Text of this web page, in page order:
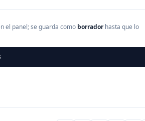
el panel; se guarda como borradorhasta que lo